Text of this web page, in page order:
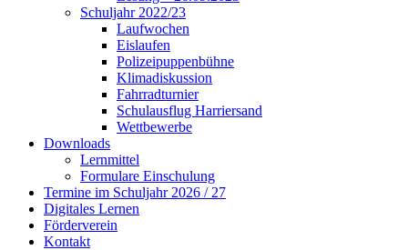
Schuljahr 2022/23
Laufwochen
Eislaufen
Polizeipuppenbühne
Klimadiskussion
Fahrradturnier
Schulausflug Harriersand
Wettbewerbe
Downloads
Lernmittel
Formulare Einschulung
Termine im Schuljahr 2026 / 27
Digitales Lernen
Förderverein
Kontakt